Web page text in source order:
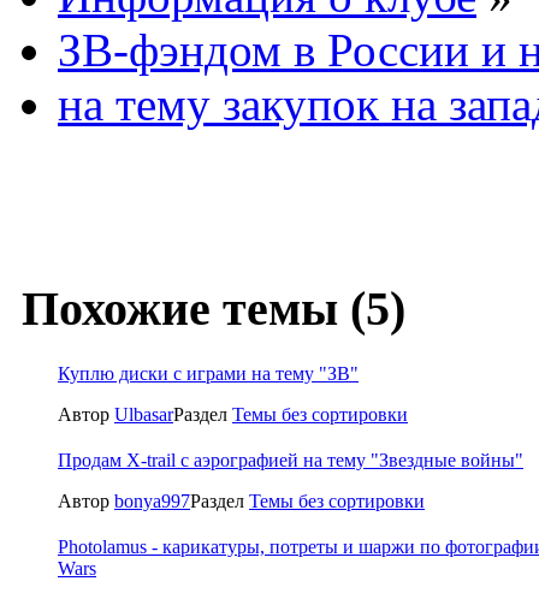
ЗВ-фэндом в России и
на тему закупок на
Похожие темы (5)
Куплю диски с играми на тему "ЗВ"
Автор UlbasarРаздел Темы без сортировки
Продам X-trail с аэрографией на тему "Звездные войны"
Автор bonya997Раздел Темы без сортировки
Photolamus - карикатуры, потреты и шаржи по
Wars